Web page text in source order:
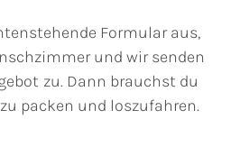
Formular aus,
und wir senden
zu. Dann brauchst du
packen und loszufahren.